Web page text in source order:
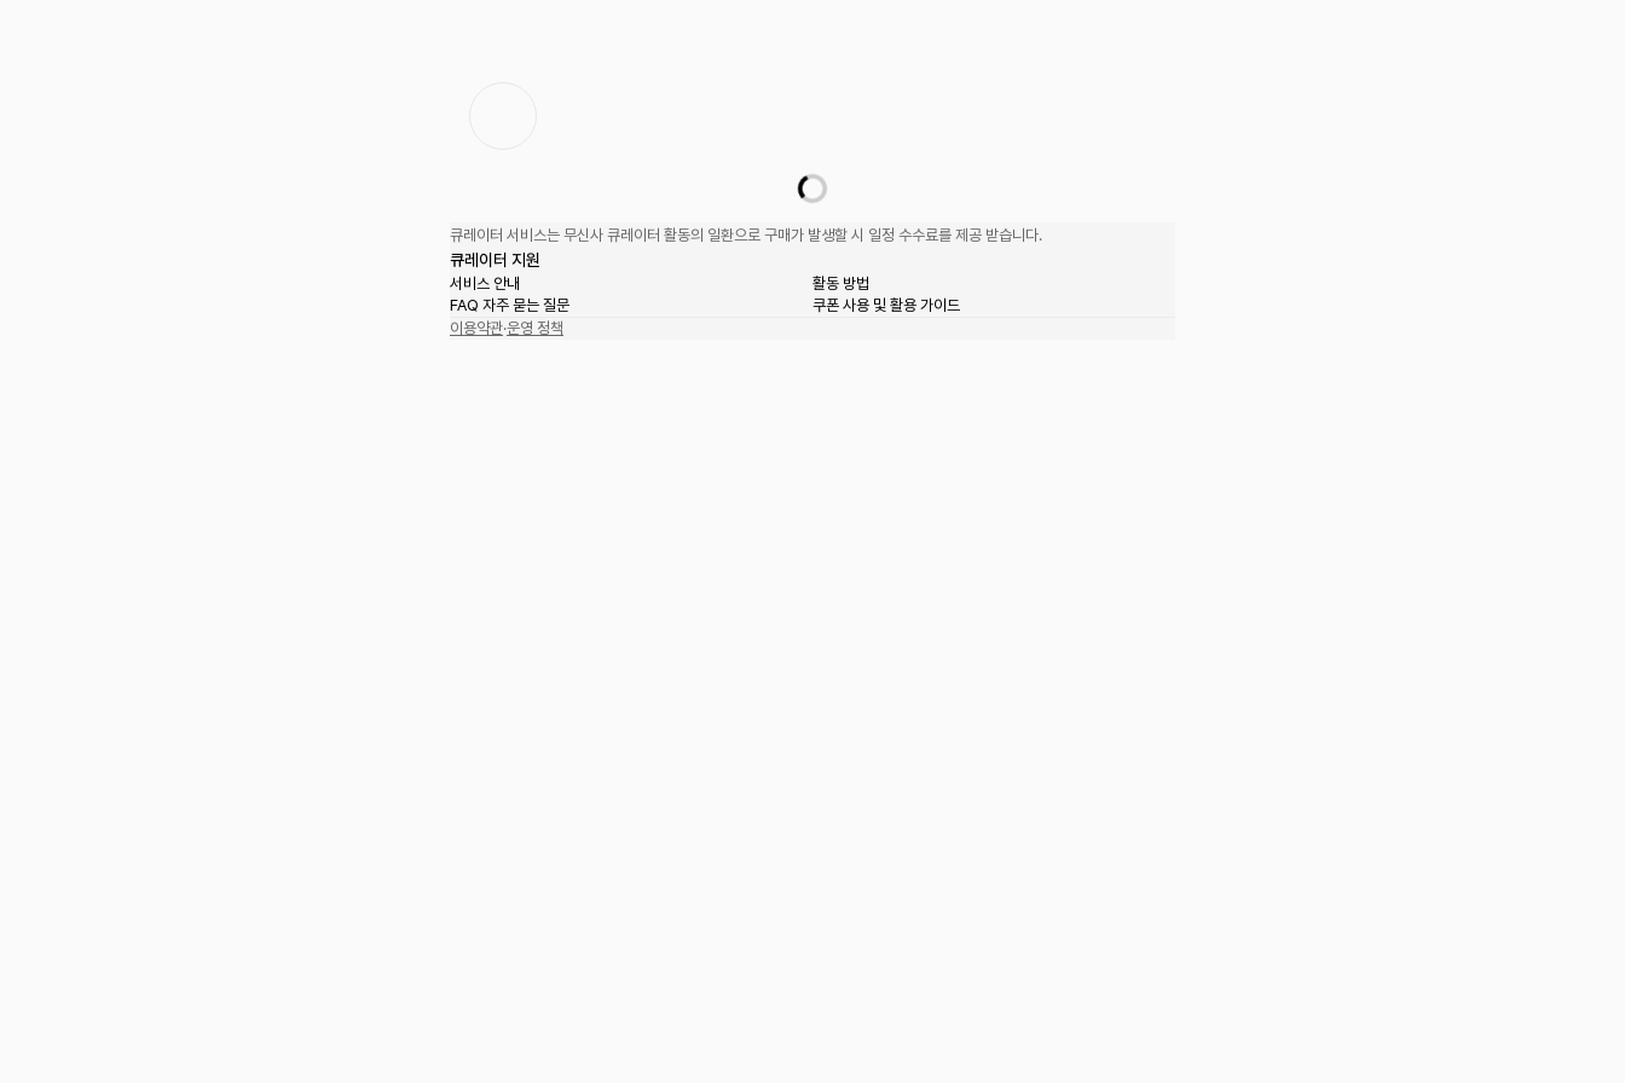
큐레이터 서비스는 무신사 큐레이터 활동의 일환으로 구매가 발생할 시 일정 수수료를 제공 받습니다.
큐레이터 지원
서비스 안내
활동 방법
FAQ 자주 묻는 질문
쿠폰 사용 및 활용 가이드
이용약관·운영 정책